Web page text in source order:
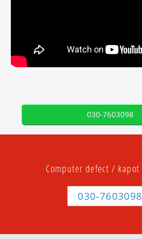
030-7603098
Computer defect / kapot
030-7603098